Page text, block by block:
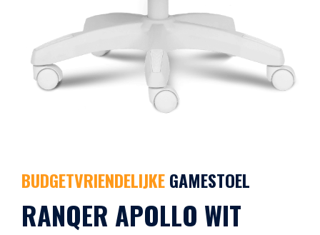
BUDGETVRIENDELIJKEGAMESTOEL
RANQER APOLLO WIT